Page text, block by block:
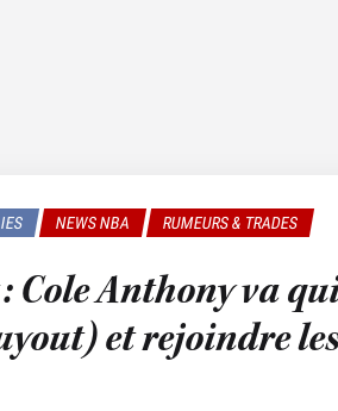
NEWS NBA RUMEURS & TRADES
Cole Anthony va
et rejoindre